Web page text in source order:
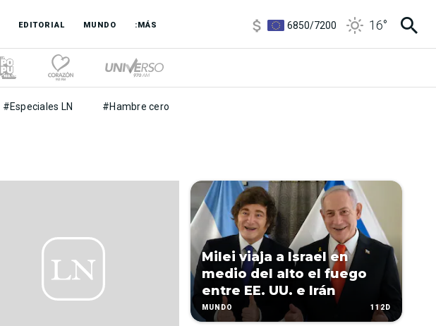
EDITORIAL MUNDO :MÁS
6850/7200
16°
#Especiales LN #Hambre cero
Milei viaja a Israel en
medio del alto el fuego
entre EE. UU. e Irán
MUNDO 112D